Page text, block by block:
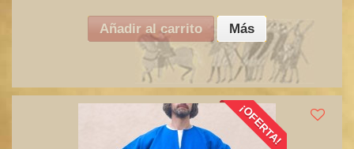
Añadir al carrito Más
¡OFERTA!